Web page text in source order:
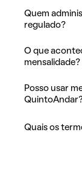
Quem
regulado?
O que
mensalidade?
Posso usar
Quais os